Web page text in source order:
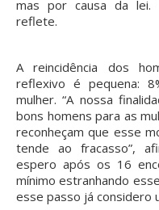
mas por causa da lei.
reflete.
A reincidência dos
reflexivo é pequena:
mulher. “A nossa
bons homens para as
reconheçam que esse
tende ao fracasso”,
espero após os 16
mínimo estranhando
esse passo já considero